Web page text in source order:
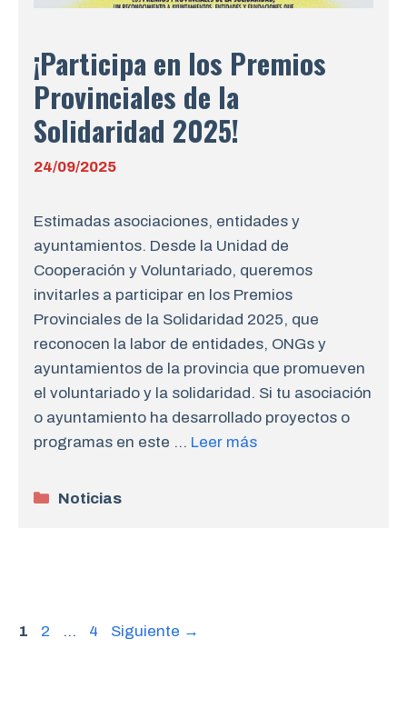
¡Participa en los Premios
Provinciales de la
Solidaridad 2025!
24/09/2025
Estimadas asociaciones, entidades y
ayuntamientos. Desde la Unidad de
Cooperación y Voluntariado, queremos
invitarles a participar en los Premios
Provinciales de la Solidaridad 2025, que
reconocen la labor de entidades, ONGs y
ayuntamientos de la provincia que promueven
el voluntariado y la solidaridad. Si tu asociación
o ayuntamiento ha desarrollado proyectos o
programas en este … Leer más
Categorías
Noticias
Página
1 Página
2 … Página
4 Siguiente →